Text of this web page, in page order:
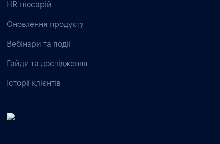
HR глосарій
Оновлення продукту
Вебінари та події
Гайди та дослідження
Історії клієнтів